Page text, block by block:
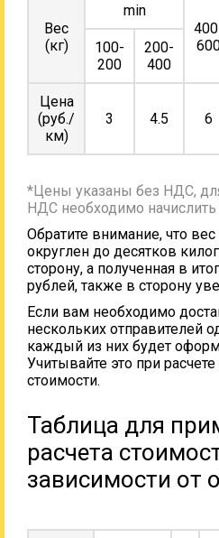
Вес
(кг)
min
100-
200
200-
400
Цена
(руб./
км)
3 4.5 6
*Цены указаны без НДС,
НДС необходимо
Обратите внимание, что
округлен до десятков
сторону, а полученная в
рублей, также в сторону
Если вам необходимо
нескольких отправителей
каждый из них будет
Учитывайте это при
стоимости.
Таблица для
расчета
зависимости от